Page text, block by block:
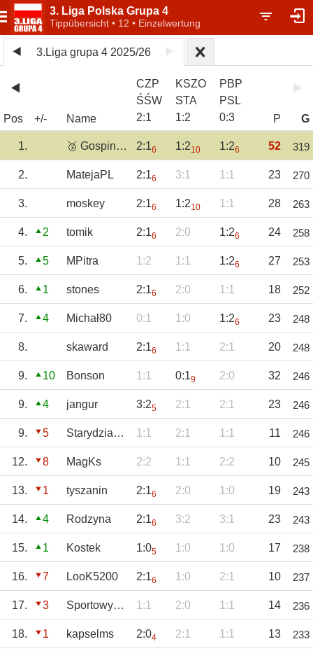
3. Liga Polska Grupa 4
Tippübersicht • 12 • Einzelwertung
3.Liga grupa 4 2025/26
Pos +/- Name
CZP
ŚŚW
2:1
KSZO
STA
1:2
PBP
PSL
0:3 P G
1. 🥉 GospinTBG 2:16 1:210 1:26 52 319
2. MatejaPL 2:16 3:1 1:1 23 270
3. moskey 2:16 1:210 1:1 28 263
4. 2 tomik 2:16 2:0 1:26 24 258
5. 5 MPitra 1:2 1:1 1:26 27 253
6. 1 stones 2:16 2:0 1:1 18 252
7. 4 Michał80 0:1 1:0 1:26 23 248
8. skaward 2:16 1:1 2:1 20 248
9. 10 Bonson 1:1 0:19 2:0 32 246
9. 4 jangur 3:25 2:1 2:1 23 246
9. 5 Starydziad58 1:1 2:1 1:1 11 246
12. 8 MagKs 2:2 1:1 2:2 10 245
13. 1 tyszanin 2:16 2:0 1:0 19 243
14. 4 Rodzyna 2:16 3:2 3:1 23 243
15. 1 Kostek 1:05 1:0 1:0 17 238
16. 7 LooK5200 2:16 1:0 2:1 10 237
17. 3 SportowyTBG 1:1 2:0 1:1 14 236
18. 1 kapselms 2:04 2:1 1:1 13 233